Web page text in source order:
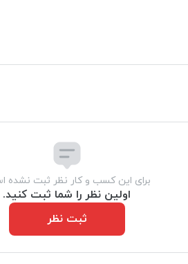
برای این کسب و کار نظر ثبت نشده
اولین نظر را شما ثبت کنید.
ثبت نظر